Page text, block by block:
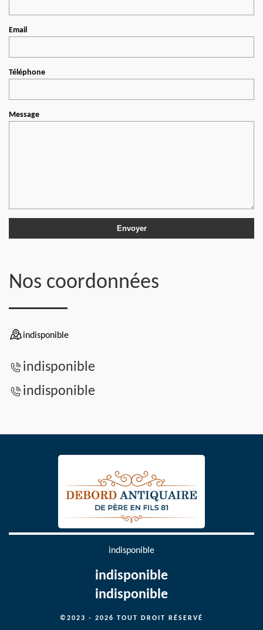
Email
Téléphone
Message
Nos coordonnées
indisponible
indisponible
indisponible
indisponible
indisponible
indisponible
©2023 - 2026 TOUT DROIT RÉSERVÉ